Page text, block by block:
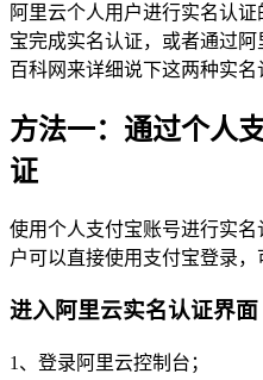
阿里云个人用户进行实名认
宝完成实名认证，或者通过
百科网来详细说下这两种实名
方法一：通过个人
证
使用个人支付宝账号进行实
户可以直接使用支付宝登录，
进入阿里云实名认证界面
1、登录阿里云控制台；